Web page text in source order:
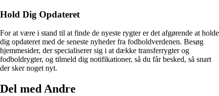
Hold Dig Opdateret
For at være i stand til at finde de nyeste rygter er det afgørende at holde
dig opdateret med de seneste nyheder fra fodboldverdenen. Besøg
hjemmesider, der specialiserer sig i at dække transferrygter og
fodboldrygter, og tilmeld dig notifikationer, så du får besked, så snart
der sker noget nyt.
Del med Andre